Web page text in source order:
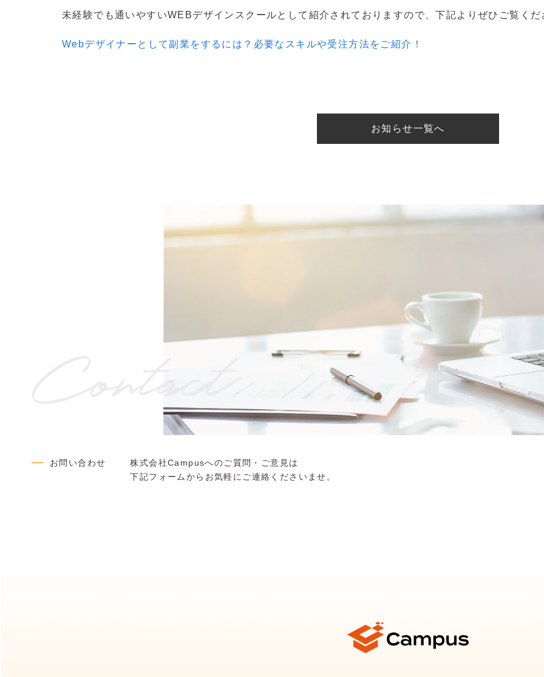
未経験でも通いやすいWEBデザインスクールとして紹介されておりますので、下記よりぜひご覧くだ
Webデザイナーとして副業をするには？必要なスキルや受注方法をご紹介！
お知らせ一覧へ
Contact
お問い合わせ
株式会社Campusへのご質問・ご意見は
下記フォームからお気軽にご連絡くださいませ。